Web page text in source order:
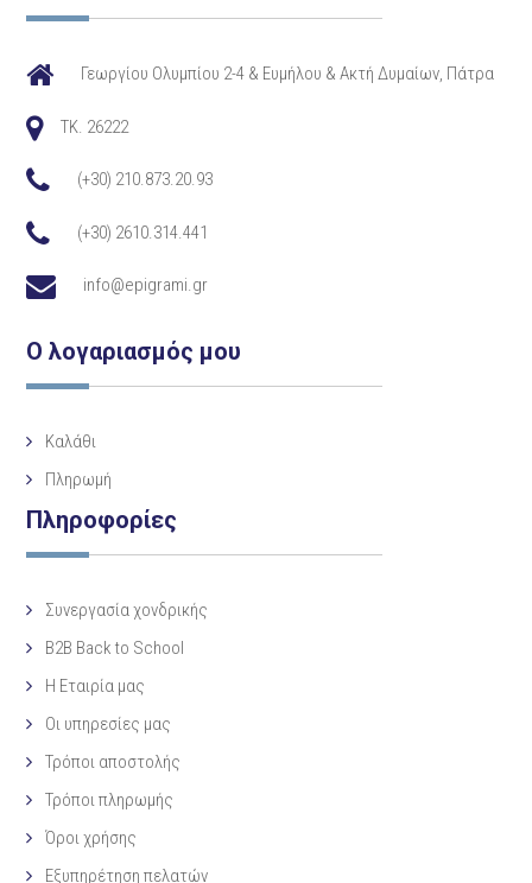
Γεωργίου Ολυμπίου 2-4 & Ευμήλου & Ακτή Δυμαίων, Πάτρα
TK. 26222
(+30) 210.873.20.93
(+30) 2610.314.441
info@epigrami.gr
Ο λογαριασμός μου
Καλάθι
Πληρωμή
Πληροφορίες
Συνεργασία χονδρικής
B2B Back to School
Η Eταιρία μας
Οι υπηρεσίες μας
Τρόποι αποστολής
Τρόποι πληρωμής
Όροι χρήσης
Εξυπηρέτηση πελατών